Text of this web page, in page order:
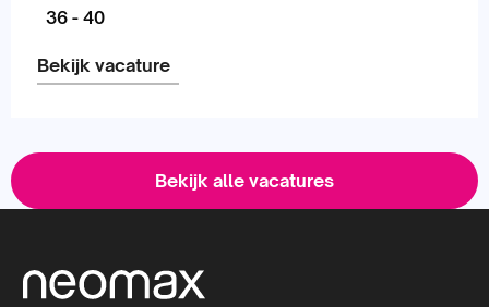
36 - 40
Bekijk vacature
meer
over
Bekijk alle vacatures
S